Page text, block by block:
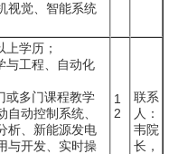
视觉、智能系统
学历；
与工程、自动化
或多门课程教学
动控制系统、
析、新能源发电
与开发、实时操
1
2
联系
人：
韦院
长，